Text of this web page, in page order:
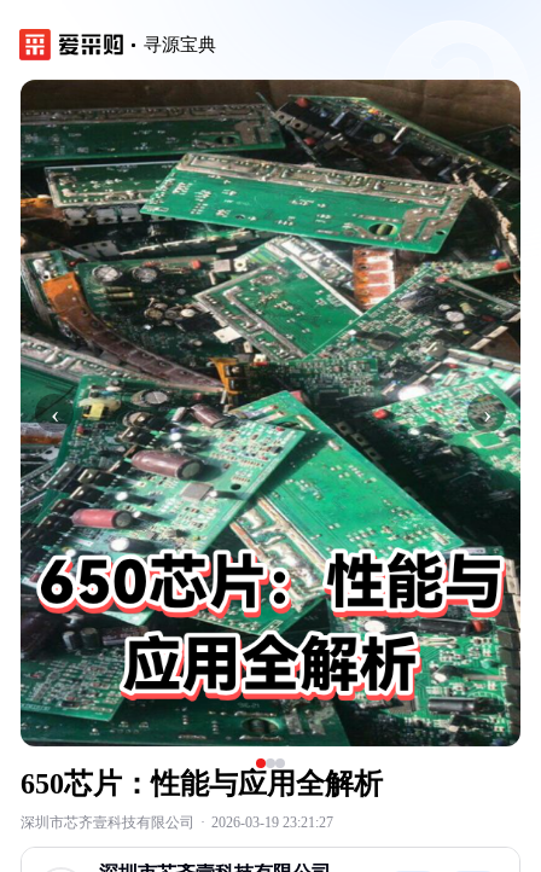
寻源宝典
‹ ›
650芯片：性能与应用全解析
深圳市芯齐壹科技有限公司 · 2026-03-19 23:21:27